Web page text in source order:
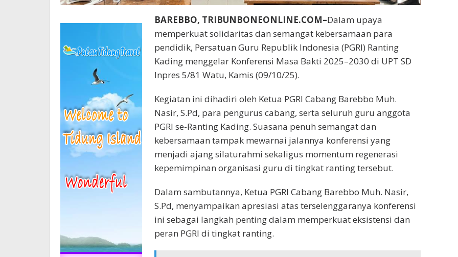
BAREBBO, TRIBUNBONEONLINE.COM–Dalam upaya
memperkuat solidaritas dan semangat kebersamaan para
pendidik, Persatuan Guru Republik Indonesia (PGRI) Ranting
Kading menggelar Konferensi Masa Bakti 2025–2030 di UPT SD
Inpres 5/81 Watu, Kamis (09/10/25).
Kegiatan ini dihadiri oleh Ketua PGRI Cabang Barebbo Muh.
Nasir, S.Pd, para pengurus cabang, serta seluruh guru anggota
PGRI se-Ranting Kading. Suasana penuh semangat dan
kebersamaan tampak mewarnai jalannya konferensi yang
menjadi ajang silaturahmi sekaligus momentum regenerasi
kepemimpinan organisasi guru di tingkat ranting tersebut.
Dalam sambutannya, Ketua PGRI Cabang Barebbo Muh. Nasir,
S.Pd, menyampaikan apresiasi atas terselenggaranya konferensi
ini sebagai langkah penting dalam memperkuat eksistensi dan
peran PGRI di tingkat ranting.